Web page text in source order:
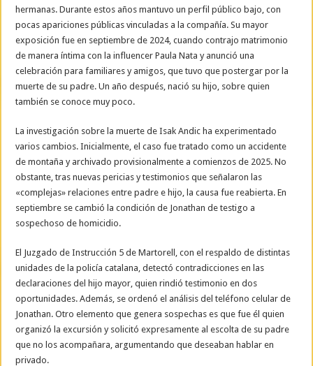
hermanas. Durante estos años mantuvo un perfil público bajo, con
pocas apariciones públicas vinculadas a la compañía. Su mayor
exposición fue en septiembre de 2024, cuando contrajo matrimonio
de manera íntima con la influencer Paula Nata y anunció una
celebración para familiares y amigos, que tuvo que postergar por la
muerte de su padre. Un año después, nació su hijo, sobre quien
también se conoce muy poco.
La investigación sobre la muerte de Isak Andic ha experimentado
varios cambios. Inicialmente, el caso fue tratado como un accidente
de montaña y archivado provisionalmente a comienzos de 2025. No
obstante, tras nuevas pericias y testimonios que señalaron las
«complejas» relaciones entre padre e hijo, la causa fue reabierta. En
septiembre se cambió la condición de Jonathan de testigo a
sospechoso de homicidio.
El Juzgado de Instrucción 5 de Martorell, con el respaldo de distintas
unidades de la policía catalana, detectó contradicciones en las
declaraciones del hijo mayor, quien rindió testimonio en dos
oportunidades. Además, se ordenó el análisis del teléfono celular de
Jonathan. Otro elemento que genera sospechas es que fue él quien
organizó la excursión y solicitó expresamente al escolta de su padre
que no los acompañara, argumentando que deseaban hablar en
privado.